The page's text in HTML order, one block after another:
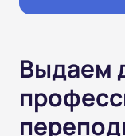
Выдаем